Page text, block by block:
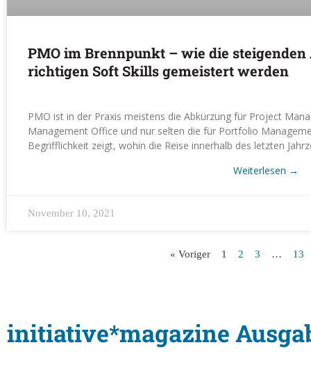
PMO im Brennpunkt – wie die
richtigen Soft Skills gemeistert werden
PMO ist in der Praxis meistens die Abkürzung für Project
Management Office und nur selten die für Portfolio
Begrifflichkeit zeigt, wohin die Reise innerhalb des letzten
Weiterlesen →
November 10, 2021
« Voriger 1 2 3 … 13
initiative*magazine